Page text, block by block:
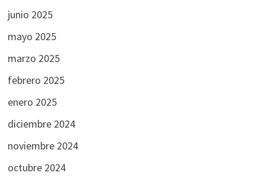
junio 2025
mayo 2025
marzo 2025
febrero 2025
enero 2025
diciembre 2024
noviembre 2024
octubre 2024